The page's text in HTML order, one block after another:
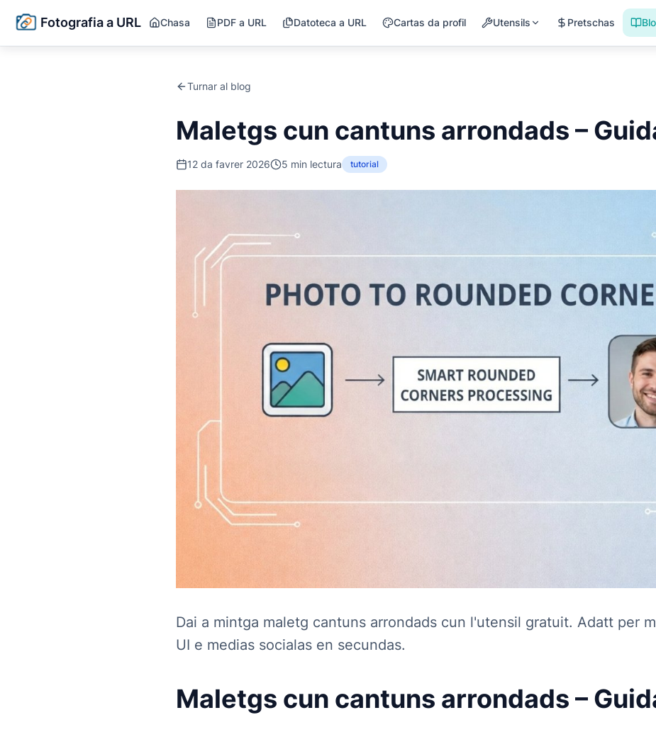
Fotografia a URL Chasa PDF a URL Datoteca a URL Cartas da profil Utensils Pretschas
Turnar al blog
Maletgs cun cantuns arrondads –
12 da favrer 2026 5 min lectura tutorial
Dai a mintga maletg cantuns arrondads cun l'utensil gratuit. Adatt per
UI e medias socialas en secundas.
Maletgs cun cantuns arrondads –